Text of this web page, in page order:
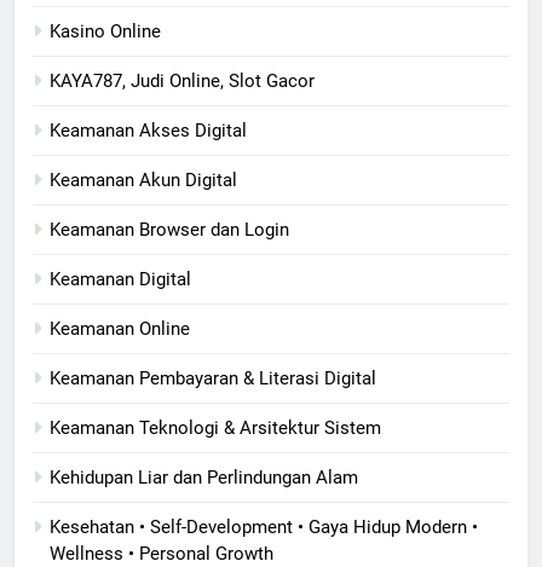
Kasino Online
KAYA787, Judi Online, Slot Gacor
Keamanan Akses Digital
Keamanan Akun Digital
Keamanan Browser dan Login
Keamanan Digital
Keamanan Online
Keamanan Pembayaran & Literasi Digital
Keamanan Teknologi & Arsitektur Sistem
Kehidupan Liar dan Perlindungan Alam
Kesehatan • Self-Development • Gaya Hidup Modern •
Wellness • Personal Growth